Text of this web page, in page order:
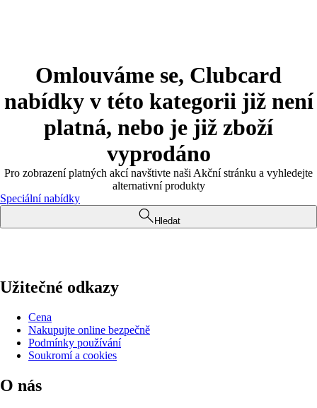
Omlouváme se, Clubcard
nabídky v této kategorii již není
platná, nebo je již zboží
vyprodáno
Pro zobrazení platných akcí navštivte naši Akční stránku a vyhledejte
alternativní produkty
Speciální nabídky
Hledat
Užitečné odkazy
Cena
Nakupujte online bezpečně
Podmínky používání
Soukromí a cookies
O nás